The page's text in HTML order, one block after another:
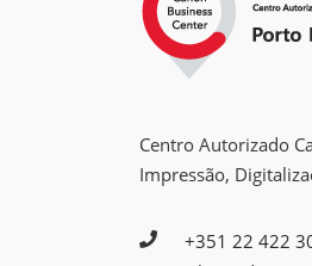
Centro Autorizado
Impressão,
+351 22 422